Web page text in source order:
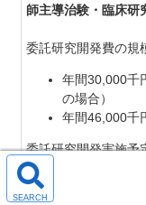
師主導治験・臨床研
委託研究開発費の規
年間30,000千
の場合）
年間46,000千
委託研究開発実施予
＃２．革新的医療機
検